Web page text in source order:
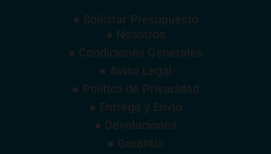
● Solicitar Presupuesto
● Nosotros
● Condiciones Generales
● Aviso Legal
● Política de Privacidad
● Entrega y Envío
● Devoluciones
● Garantía